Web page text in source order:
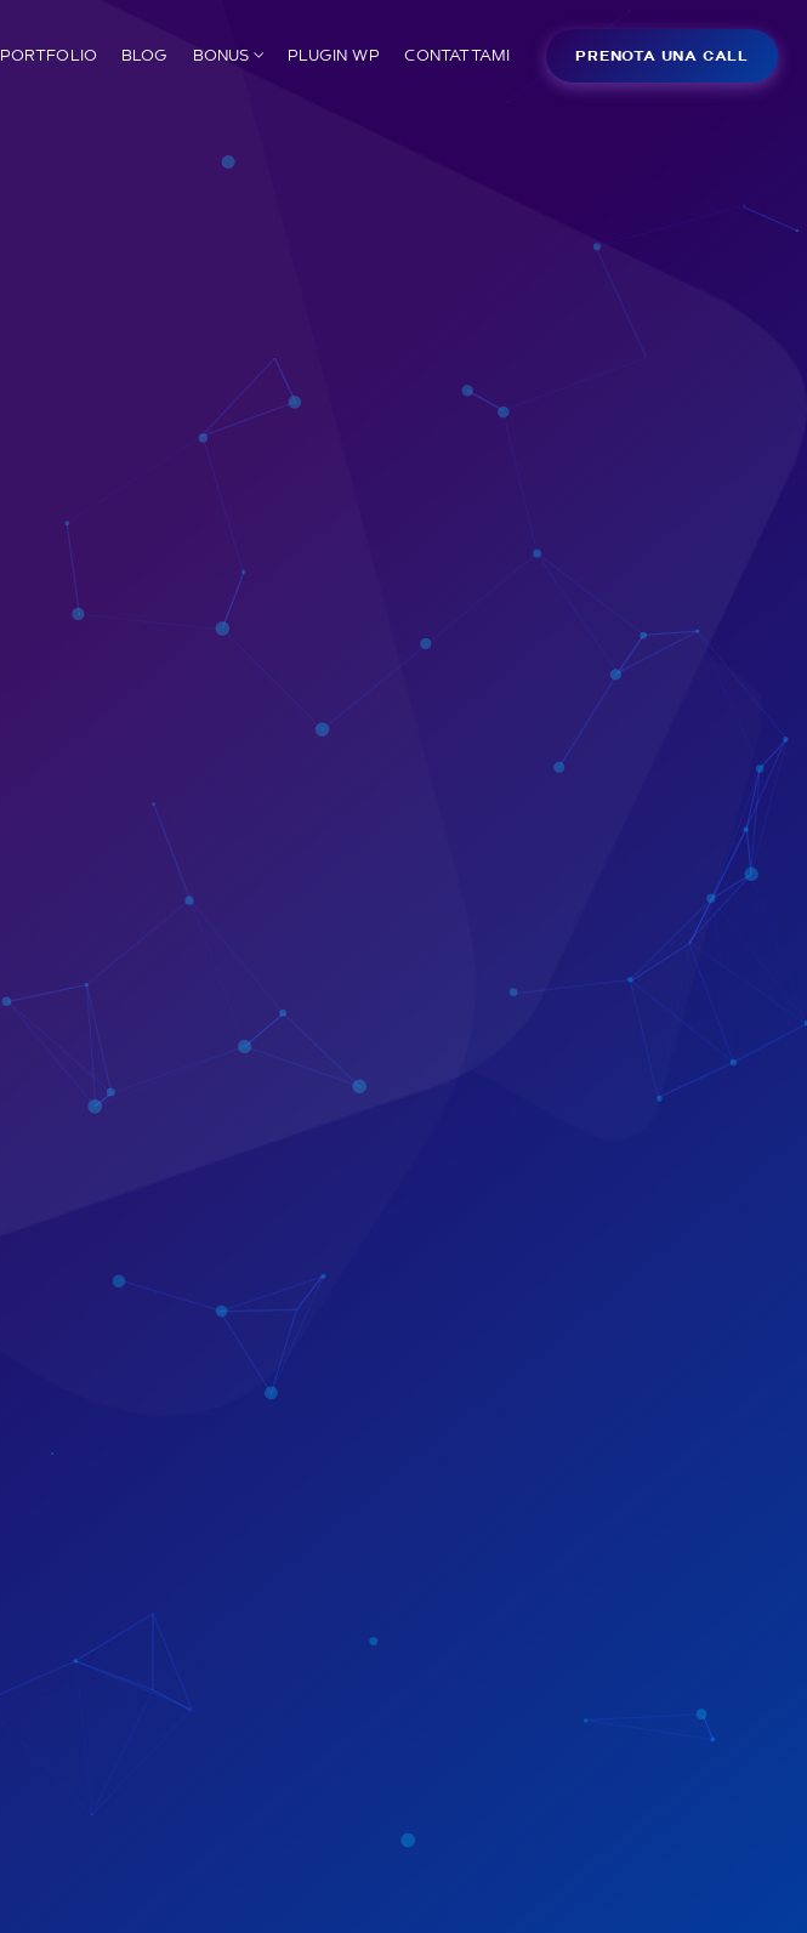
PORTFOLIO BLOG BONUS PLUGIN WP CONTATTAMI PRENOTA UNA CALL